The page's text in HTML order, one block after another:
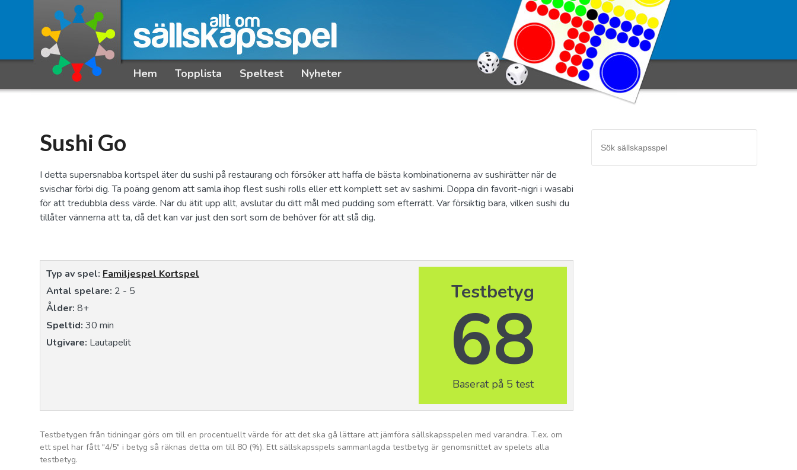
Hem Topplista Speltest Nyheter
Sushi Go
I detta supersnabba kortspel äter du sushi på restaurang och försöker att haffa de bästa kombinationerna av sushirätter när de
svischar förbi dig. Ta poäng genom att samla ihop flest sushi rolls eller ett komplett set av sashimi. Doppa din favorit-nigri i wasabi
för att tredubbla dess värde. När du ätit upp allt, avslutar du ditt mål med pudding som efterrätt. Var försiktig bara, vilken sushi du
tillåter vännerna att ta, då det kan var just den sort som de behöver för att slå dig.
Typ av spel: Familjespel Kortspel
Antal spelare: 2 - 5
Ålder: 8+
Speltid: 30 min
Utgivare: Lautapelit
Testbetyg
68
Baserat på 5 test
Testbetygen från tidningar görs om till en procentuellt värde för att det ska gå lättare att jämföra sällskapsspelen med varandra. T.ex. om
ett spel har fått "4/5" i betyg så räknas detta om till 80 (%). Ett sällskapsspels sammanlagda testbetyg är genomsnittet av spelets alla
testbetyg.